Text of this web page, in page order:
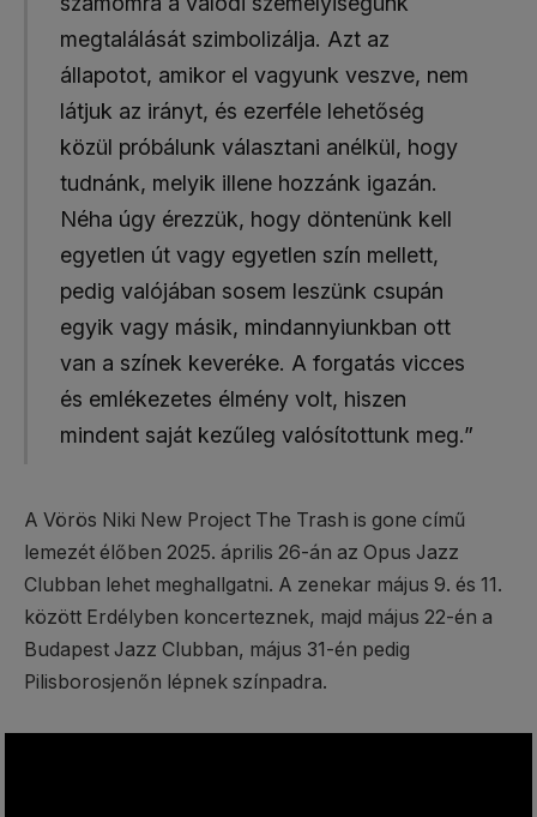
megtalálását szimbolizálja. Azt az
állapotot, amikor el vagyunk veszve, nem
látjuk az irányt, és ezerféle lehetőség
közül próbálunk választani anélkül, hogy
tudnánk, melyik illene hozzánk igazán.
Néha úgy érezzük, hogy döntenünk kell
egyetlen út vagy egyetlen szín mellett,
pedig valójában sosem leszünk csupán
egyik vagy másik, mindannyiunkban ott
van a színek keveréke. A forgatás vicces
és emlékezetes élmény volt, hiszen
mindent saját kezűleg valósítottunk meg.”
A Vörös Niki New Project The Trash is gone című
lemezét élőben 2025. április 26-án az Opus Jazz
Clubban lehet meghallgatni. A zenekar május 9. és 11.
között Erdélyben koncerteznek, majd május 22-én a
Budapest Jazz Clubban, május 31-én pedig
Pilisborosjenőn lépnek színpadra.